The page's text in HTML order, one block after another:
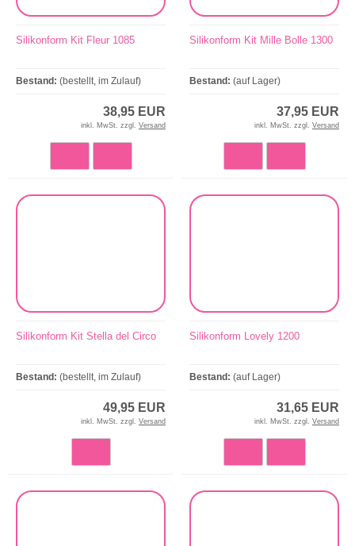
Silikonform Kit Fleur 1085
Bestand: (bestellt, im Zulauf)
38,95 EUR
inkl. MwSt. zzgl. Versand
Silikonform Kit Mille Bolle 1300
Bestand: (auf Lager)
37,95 EUR
inkl. MwSt. zzgl. Versand
Silikonform Kit Stella del Circo
Bestand: (bestellt, im Zulauf)
49,95 EUR
inkl. MwSt. zzgl. Versand
Silikonform Lovely 1200
Bestand: (auf Lager)
31,65 EUR
inkl. MwSt. zzgl. Versand